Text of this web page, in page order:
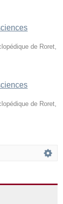
de Roret
de Roret